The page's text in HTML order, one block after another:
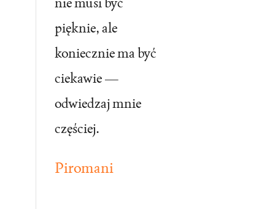
pięknie, ale
koniecznie ma być
ciekawie —
odwiedzaj mnie
częściej.
Piromani